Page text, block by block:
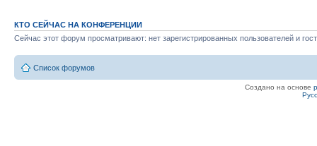
КТО СЕЙЧАС НА КОНФЕРЕНЦИИ
Сейчас этот форум просматривают: нет зарегистрированных пользователей и
Список форумов
Создано на основе